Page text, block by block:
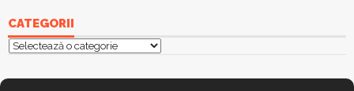
CATEGORII
Categorii